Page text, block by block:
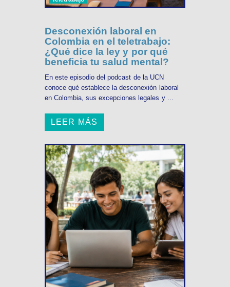
Desconexión laboral en
Colombia en el teletrabajo:
¿Qué dice la ley y por qué
beneficia tu salud mental?
En este episodio del podcast de la UCN
conoce qué establece la desconexión laboral
en Colombia, sus excepciones legales y ...
LEER MÁS